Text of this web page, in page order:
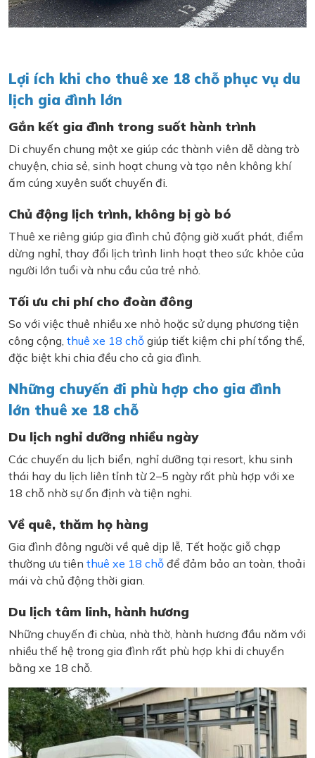
Lợi ích khi cho thuê xe 18 chỗ phục vụ du
lịch gia đình lớn
Gắn kết gia đình trong suốt hành trình
Di chuyển chung một xe giúp các thành viên dễ dàng trò
chuyện, chia sẻ, sinh hoạt chung và tạo nên không khí
ấm cúng xuyên suốt chuyến đi.
Chủ động lịch trình, không bị gò bó
Thuê xe riêng giúp gia đình chủ động giờ xuất phát, điểm
dừng nghỉ, thay đổi lịch trình linh hoạt theo sức khỏe của
người lớn tuổi và nhu cầu của trẻ nhỏ.
Tối ưu chi phí cho đoàn đông
So với việc thuê nhiều xe nhỏ hoặc sử dụng phương tiện
công cộng, thuê xe 18 chỗ giúp tiết kiệm chi phí tổng thể,
đặc biệt khi chia đều cho cả gia đình.
Những chuyến đi phù hợp cho gia đình
lớn thuê xe 18 chỗ
Du lịch nghỉ dưỡng nhiều ngày
Các chuyến du lịch biển, nghỉ dưỡng tại resort, khu sinh
thái hay du lịch liên tỉnh từ 2–5 ngày rất phù hợp với xe
18 chỗ nhờ sự ổn định và tiện nghi.
Về quê, thăm họ hàng
Gia đình đông người về quê dịp lễ, Tết hoặc giỗ chạp
thường ưu tiên thuê xe 18 chỗ để đảm bảo an toàn, thoải
mái và chủ động thời gian.
Du lịch tâm linh, hành hương
Những chuyến đi chùa, nhà thờ, hành hương đầu năm với
nhiều thế hệ trong gia đình rất phù hợp khi di chuyển
bằng xe 18 chỗ.